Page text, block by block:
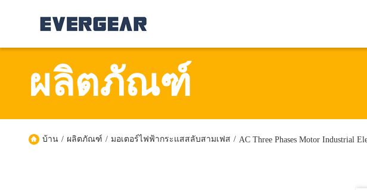
ผลิตภัณฑ์
บ้าน / ผลิตภัณฑ์ / มอเตอร์ไฟฟ้ากระแสสลับสามเฟส / AC Three Phases Motor Industrial